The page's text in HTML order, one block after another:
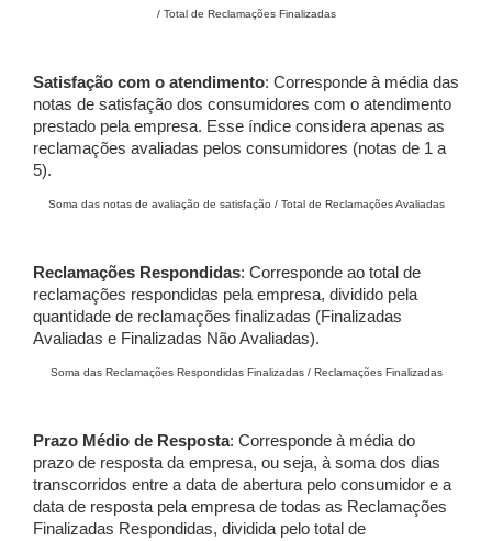
/ Total de Reclamações Finalizadas
Satisfação com o atendimento: Corresponde à média das
notas de satisfação dos consumidores com o atendimento
prestado pela empresa. Esse índice considera apenas as
reclamações avaliadas pelos consumidores (notas de 1 a
5).
Soma das notas de avaliação de satisfação / Total de Reclamações Avaliadas
Reclamações Respondidas: Corresponde ao total de
reclamações respondidas pela empresa, dividido pela
quantidade de reclamações finalizadas (Finalizadas
Avaliadas e Finalizadas Não Avaliadas).
Soma das Reclamações Respondidas Finalizadas / Reclamações Finalizadas
Prazo Médio de Resposta: Corresponde à média do
prazo de resposta da empresa, ou seja, à soma dos dias
transcorridos entre a data de abertura pelo consumidor e a
data de resposta pela empresa de todas as Reclamações
Finalizadas Respondidas, dividida pelo total de